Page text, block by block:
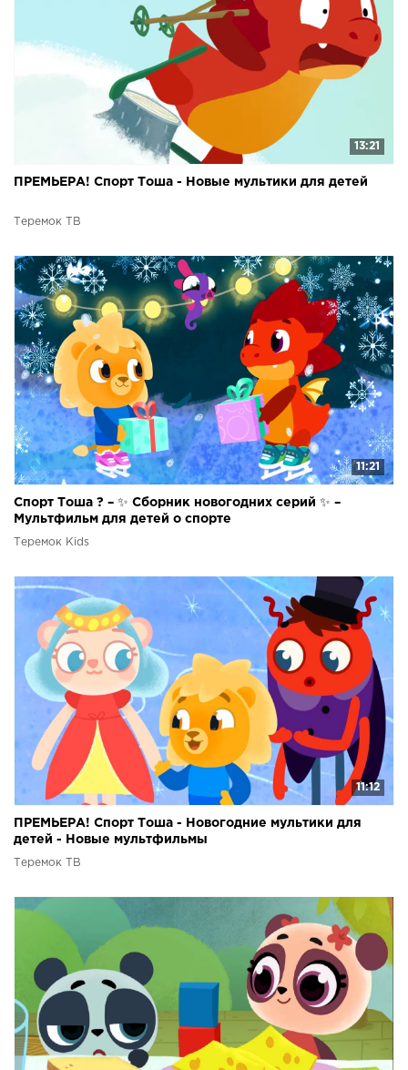
13:21
ПРЕМЬЕРА! Спорт Тоша - Новые мультики для детей
Теремок ТВ
11:21
Спорт Тоша ? – ✨ Сборник новогодних серий ✨ –
Мультфильм для детей о спорте
Теремок Kids
11:12
ПРЕМЬЕРА! Спорт Тоша - Новогодние мультики для
детей - Новые мультфильмы
Теремок ТВ